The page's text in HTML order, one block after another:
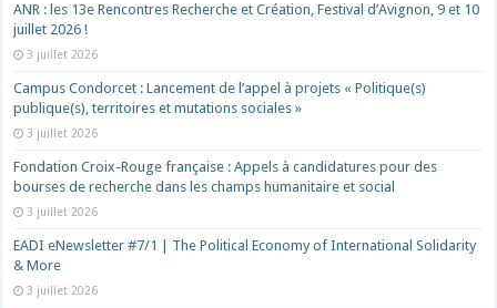
ANR : les 13e Rencontres Recherche et Création, Festival d’Avignon, 9 et 10
juillet 2026 !
3 juillet 2026
Campus Condorcet : Lancement de l’appel à projets « Politique(s)
publique(s), territoires et mutations sociales »
3 juillet 2026
Fondation Croix-Rouge française : Appels à candidatures pour des
bourses de recherche dans les champs humanitaire et social
3 juillet 2026
EADI eNewsletter #7/1 | The Political Economy of International Solidarity
& More
3 juillet 2026